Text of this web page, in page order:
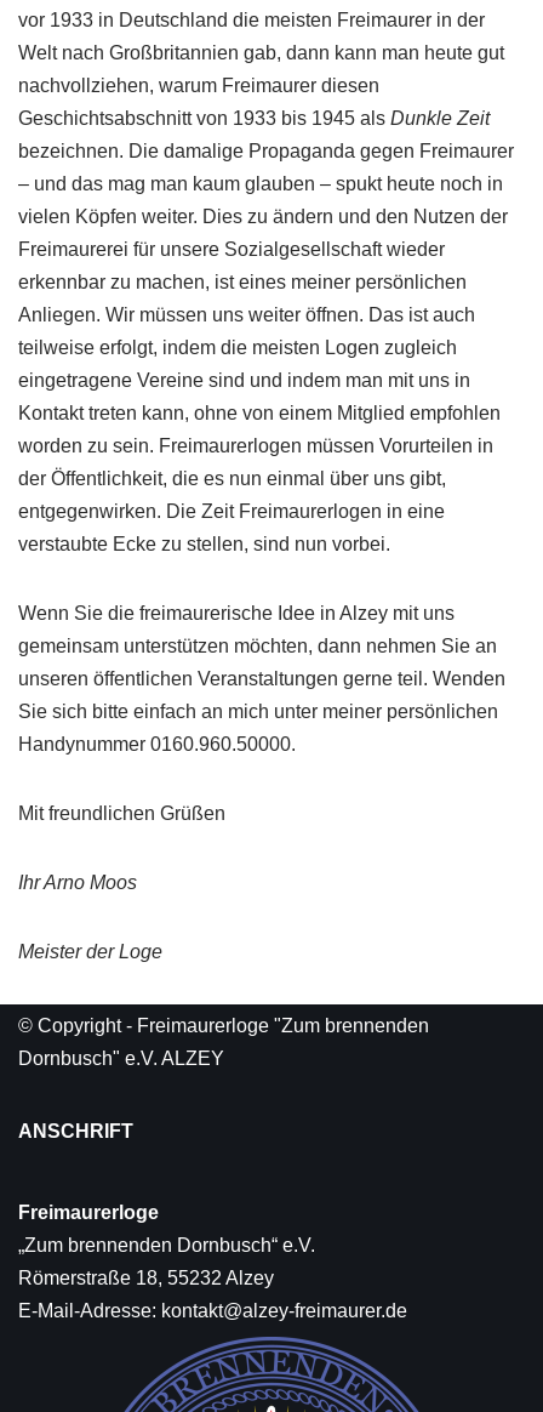
vor 1933 in Deutschland die meisten Freimaurer in der
Welt nach Großbritannien gab, dann kann man heute gut
nachvollziehen, warum Freimaurer diesen
Geschichtsabschnitt von 1933 bis 1945 als Dunkle Zeit
bezeichnen. Die damalige Propaganda gegen Freimaurer
– und das mag man kaum glauben – spukt heute noch in
vielen Köpfen weiter. Dies zu ändern und den Nutzen der
Freimaurerei für unsere Sozialgesellschaft wieder
erkennbar zu machen, ist eines meiner persönlichen
Anliegen. Wir müssen uns weiter öffnen. Das ist auch
teilweise erfolgt, indem die meisten Logen zugleich
eingetragene Vereine sind und indem man mit uns in
Kontakt treten kann, ohne von einem Mitglied empfohlen
worden zu sein. Freimaurerlogen müssen Vorurteilen in
der Öffentlichkeit, die es nun einmal über uns gibt,
entgegenwirken. Die Zeit Freimaurerlogen in eine
verstaubte Ecke zu stellen, sind nun vorbei.
Wenn Sie die freimaurerische Idee in Alzey mit uns
gemeinsam unterstützen möchten, dann nehmen Sie an
unseren öffentlichen Veranstaltungen gerne teil. Wenden
Sie sich bitte einfach an mich unter meiner persönlichen
Handynummer 0160.960.50000.
Mit freundlichen Grüßen
Ihr Arno Moos
Meister der Loge
© Copyright - Freimaurerloge "Zum brennenden
Dornbusch" e.V. ALZEY
ANSCHRIFT
Freimaurerloge
„Zum brennenden Dornbusch“ e.V.
Römerstraße 18, 55232 Alzey
E-Mail-Adresse: kontakt@alzey-freimaurer.de